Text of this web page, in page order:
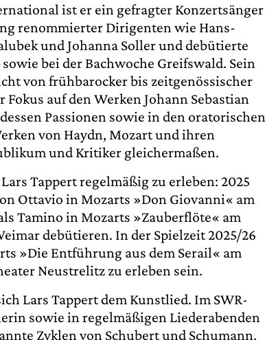
ist er ein gefragter Konzertsänger
renommierter Dirigenten wie Hans-
und Johanna Soller und debütierte
bei der Bachwoche Greifswald. Sein
von frühbarocker bis zeitgenössischer
auf den Werken Johann Sebastian
Passionen sowie in den oratorischen
von Haydn, Mozart und ihren
und Kritiker gleichermaßen.
Tappert regelmäßig zu erleben: 2025
Ottavio in Mozarts »Don Giovanni« am
Tamino in Mozarts »Zauberflöte« am
debütieren. In der Spielzeit 2025/26
»Die Entführung aus dem Serail« am
Neustrelitz zu erleben sein.
Lars Tappert dem Kunstlied. Im SWR-
sowie in regelmäßigen Liederabenden
Zyklen von Schubert und Schumann,